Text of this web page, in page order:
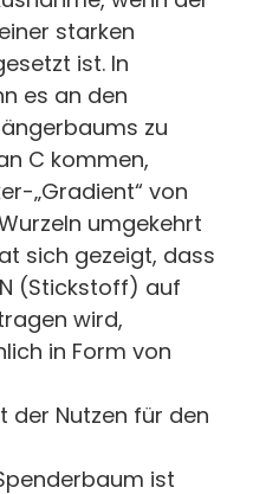
starken
ist. In
es an den
zu
C kommen,
„Gradient“ von
umgekehrt
sich gezeigt, dass
(Stickstoff) auf
wird,
in Form von
der Nutzen für den
ist